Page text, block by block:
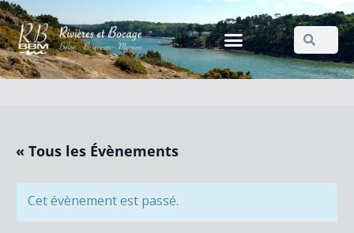
« Tous les Évènements
Cet évènement est passé.